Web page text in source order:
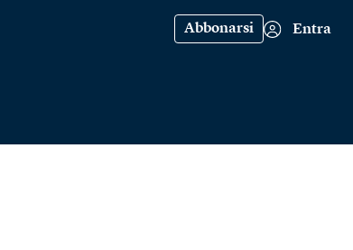
Abbonarsi Entra